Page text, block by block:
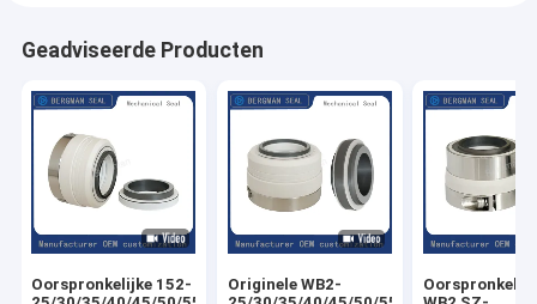
Geadviseerde Producten
Oorspronkelijke 152-
Originele WB2-